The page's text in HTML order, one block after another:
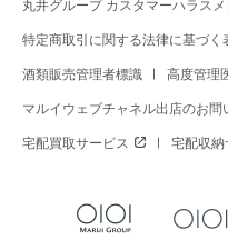
丸井グループ カスタマーハラス
特定商取引に関する法律に基づく
酒類販売管理者標識 高度管理
マルイウェブチャネル出店のお問
宅配買取サービス 宅配収納